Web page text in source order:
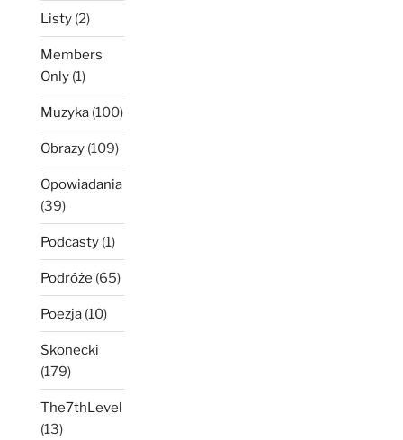
Listy (2)
Members
Only (1)
Muzyka (100)
Obrazy (109)
Opowiadania
(39)
Podcasty (1)
Podróże (65)
Poezja (10)
Skonecki
(179)
The7thLevel
(13)